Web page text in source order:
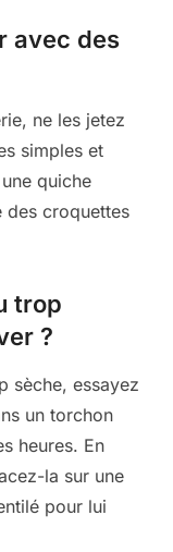
avec des
ne les jetez
simples et
quiche
des croquettes
trop
?
sèche, essayez
un torchon
heures. En
la sur une
pour lui